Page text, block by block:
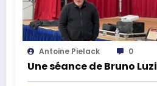
Antoine Pielack 0
Une séance de Bruno Luzi